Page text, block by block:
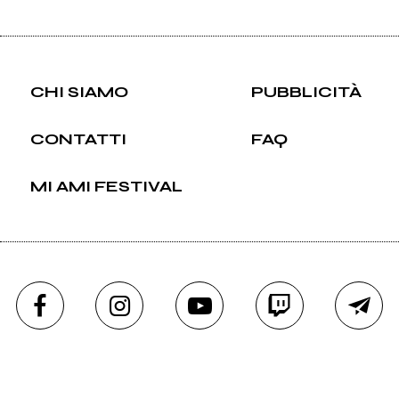
CHI SIAMO PUBBLICITÀ
CONTATTI FAQ
MI AMI FESTIVAL